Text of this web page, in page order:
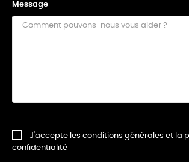
Message
J'accepte les conditions générales et la
confidentialité